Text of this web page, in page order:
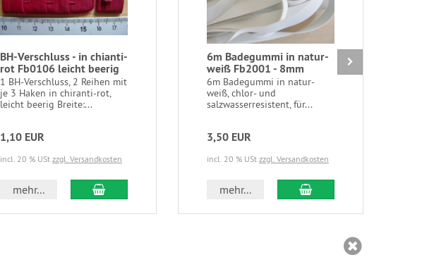
BH-Verschluss - in chianti-
rot Fb0106 leicht beerig
1 BH-Verschluss, 2 Reihen mit
je 3 Haken in chiranti-rot,
leicht beerig Breite:...
1,10 EUR
incl. 20 % USt zzgl. Versandkosten
mehr... In den Warenkorb
6m Badegummi in natur-
weiß Fb2001 - 8mm
6m Badegummi in natur-
weiß, chlor- und
salzwasserresistent, für...
3,50 EUR
incl. 20 % USt zzgl. Versandkosten
mehr... In den Warenkorb